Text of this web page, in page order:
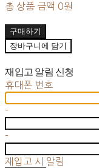
총 상품 금액 0원
구매하기
장바구니에 담기
재입고 알림 신청
휴대폰 번호
-
-
재입고 시 알림